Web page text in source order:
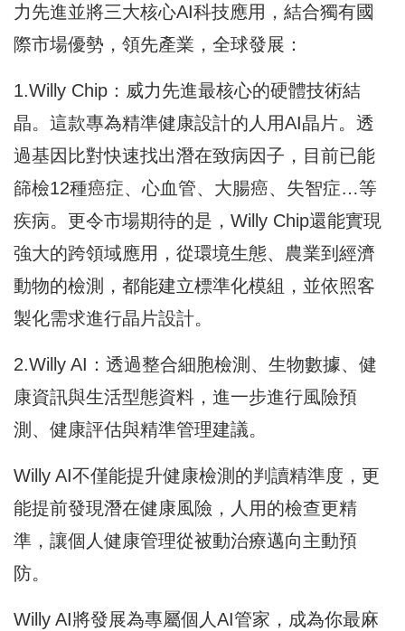
力先進並將三大核心AI科技應用，結合獨有國
際市場優勢，領先產業，全球發展：
1.Willy Chip：威力先進最核心的硬體技術結
晶。這款專為精準健康設計的人用AI晶片。透
過基因比對快速找出潛在致病因子，目前已能
篩檢12種癌症、心血管、大腸癌、失智症…等
疾病。更令市場期待的是，Willy Chip還能實現
強大的跨領域應用，從環境生態、農業到經濟
動物的檢測，都能建立標準化模組，並依照客
製化需求進行晶片設計。
2.Willy AI：透過整合細胞檢測、生物數據、健
康資訊與生活型態資料，進一步進行風險預
測、健康評估與精準管理建議。
Willy AI不僅能提升健康檢測的判讀精準度，更
能提前發現潛在健康風險，人用的檢查更精
準，讓個人健康管理從被動治療邁向主動預
防。
Willy AI將發展為專屬個人AI管家，成為你最麻